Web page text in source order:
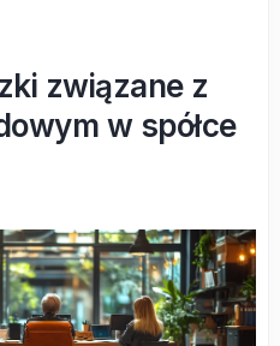
związane z
w spółce